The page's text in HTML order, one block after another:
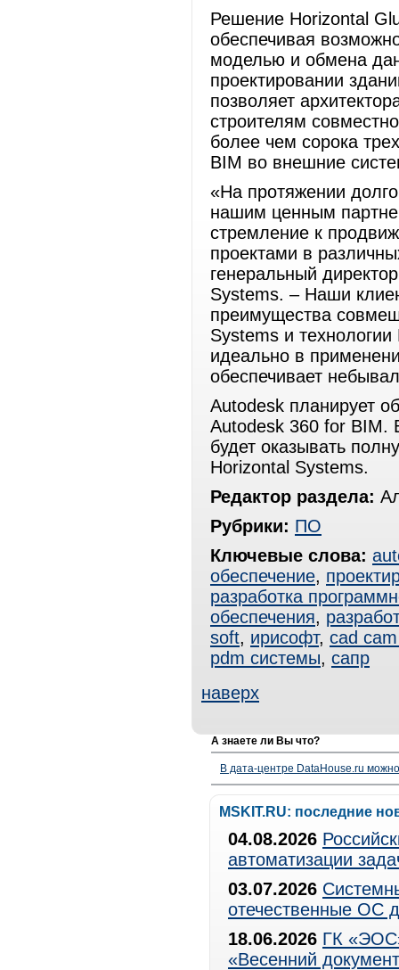
Решение Horizontal
обеспечивая
моделью и обмена
проектировании
позволяет
строителям
более чем сорока
BIM во внешние
«На протяжении
нашим ценным
стремление к
проектами в
генеральный
Systems. – Наши
преимущества
Systems и
идеально в
обеспечивает
Autodesk планирует
Autodesk 360 for BIM.
будет оказывать
Horizontal Systems.
Редактор раздела:
Рубрики: ПО
Ключевые слова:
обеспечение,
разработка
обеспечения,
soft, ирисофт, cad
pdm системы, сапр
наверх
А знаете ли Вы что?
В дата-центре DataHouse.ru
MSKIT.RU: последние
04.08.2026
автоматизации
03.07.2026
отечественные ОС
18.06.2026 ГК
«Весенний